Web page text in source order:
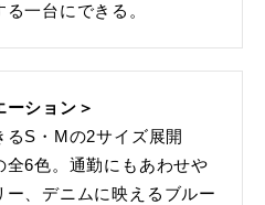
一台にできる。
ーション＞
るS・Mの2サイズ展開
全6色。通勤にもあわせや
、デニムに映えるブルー